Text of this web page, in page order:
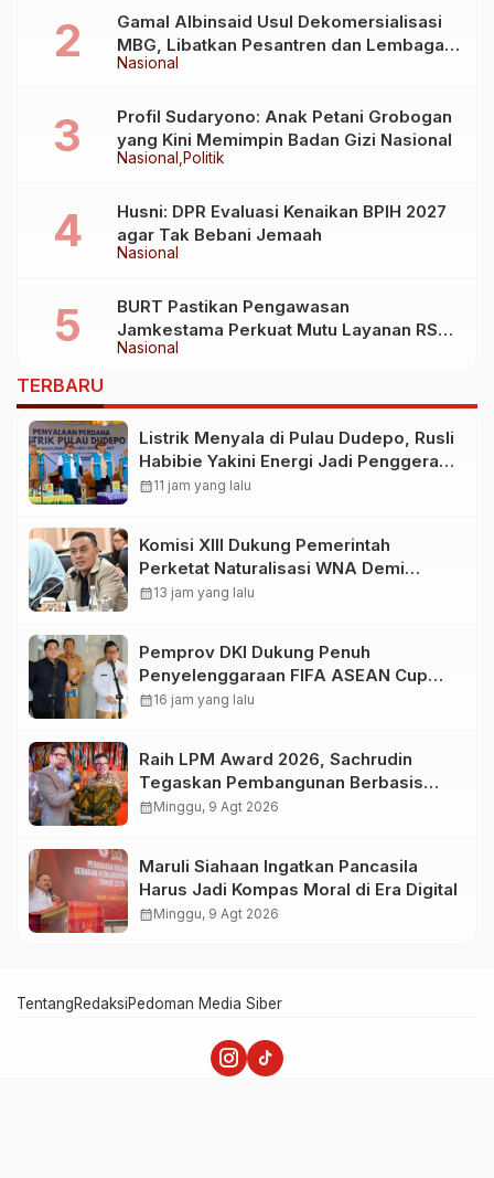
Nasional
Gamal Albinsaid Usul Dekomersialisasi
MBG, Libatkan Pesantren dan Lembaga
Sosial
Nasional Politik
Profil Sudaryono: Anak Petani Grobogan
yang Kini Memimpin Badan Gizi Nasional
Nasional
Husni: DPR Evaluasi Kenaikan BPIH 2027
agar Tak Bebani Jemaah
Nasional
BURT Pastikan Pengawasan
Jamkestama Perkuat Mutu Layanan RS
Siloam Makassar
TERBARU
Listrik Menyala di Pulau Dudepo, Rusli
Habibie Yakini Energi Jadi Penggerak
Kesejahteraan Masyarakat
calendar_month11 jam yang lalu
Komisi XIII Dukung Pemerintah
Perketat Naturalisasi WNA Demi
Lindungi Aset Nasional
calendar_month13 jam yang lalu
Pemprov DKI Dukung Penuh
Penyelenggaraan FIFA ASEAN Cup
2026 di Jakarta
calendar_month16 jam yang lalu
Raih LPM Award 2026, Sachrudin
Tegaskan Pembangunan Berbasis
Kolaborasi Masyarakat
calendar_monthMinggu, 9 Agt 2026
Maruli Siahaan Ingatkan Pancasila
Harus Jadi Kompas Moral di Era Digital
calendar_monthMinggu, 9 Agt 2026
TentangRedaksiPedoman Media Siber